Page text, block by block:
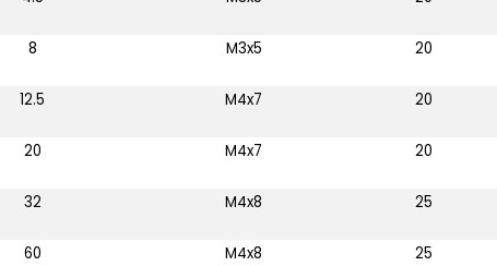
20
M3x5
8
20
M4x7
12.5
20
M4x7
20
25
M4x8
32
25
M4x8
60